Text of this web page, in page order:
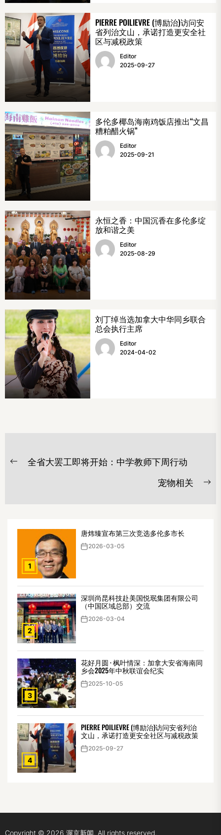
PIERRE POILIEVRE (博励治)访问安
省列治文山，承诺打造更安全社
区与减税政策
Editor
2025-09-27
多伦多椰岛海南鸡饭店推出“文昌
糟粕醋火锅”
Editor
2025-09-21
永恒之香：中国沉香在多伦多绽
放和谐之美
Editor
2025-08-29
刘丁绰当选加拿大中华同乡联合
总会执行主席
Editor
2024-04-02
文
Previous
全省大罢工即将开始：中学教师下周行动
宠物相关
1
唐炜臻宣布第三次竞选多伦多市长
2026-03-05
2
深圳尚昆科技赴美国悦珉集团有限公司
（中国区域总部）交流
2026-03-04
3
花好月圆 · 枫叶情深：加拿大安省海南同
乡会2025年中秋联谊会纪实
2025-10-05
4
PIERRE POILIEVRE (博励治)访问安省列治
文山，承诺打造更安全社区与减税政策
2025-09-27
Copyright © 2026 渥京新闻. All rights reserved.